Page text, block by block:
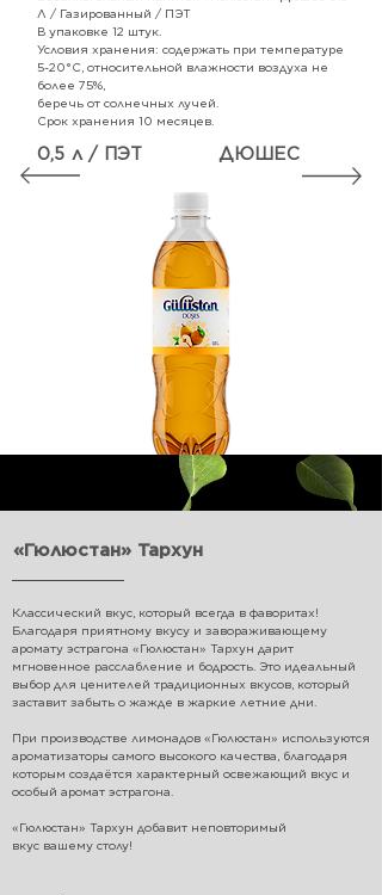
Л / Газированный / ПЭТ
В упаковке 12 штук.
Условия хранения: содержать при температуре
5-20°С, относительной влажности воздуха не
более 75%,
беречь от солнечных лучей.
Срок хранения 10 месяцев.
0,5 л / ПЭТ ДЮШЕС
«Гюлюстан» Тархун
Классический вкус, который всегда в фаворитах!
Благодаря приятному вкусу и завораживающему
аромату эстрагона «Гюлюстан» Тархун дарит
мгновенное расслабление и бодрость. Это идеальный
выбор для ценителей традиционных вкусов, который
заставит забыть о жажде в жаркие летние дни.
При производстве лимонадов «Гюлюстан» используются
ароматизаторы самого высокого качества, благодаря
которым создаётся характерный освежающий вкус и
особый аромат эстрагона.
«Гюлюстан» Тархун добавит неповторимый
вкус вашему столу!